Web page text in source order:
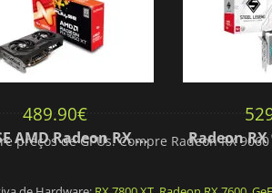
489.90€
PULSE AMD Radeon RX 9060 XT 16GB
preços de GPUs. Compre Radeon RX